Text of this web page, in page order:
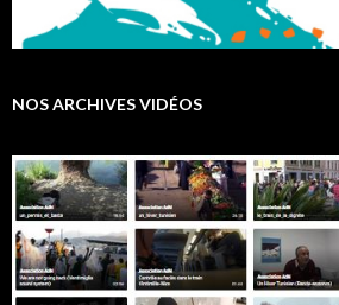
NOS ARCHIVES VIDÉOS